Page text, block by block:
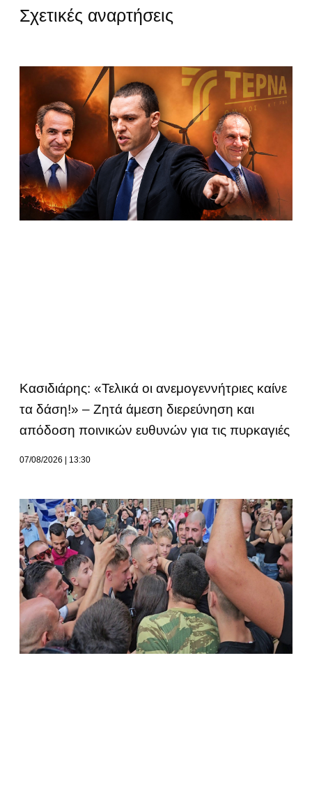
Σχετικές αναρτήσεις
Κασιδιάρης: «Τελικά οι ανεμογεννήτριες καίνε
τα δάση!» – Ζητά άμεση διερεύνηση και
απόδοση ποινικών ευθυνών για τις πυρκαγιές
07/08/2026 13:30